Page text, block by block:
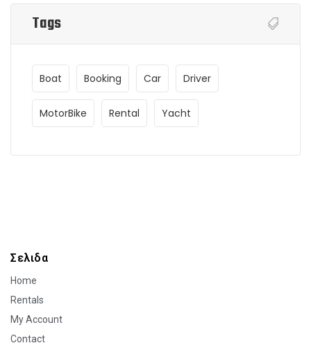
Tags
Boat Booking Car Driver
MotorBike Rental Yacht
Σελιδα
Home
Rentals
My Account
Contact